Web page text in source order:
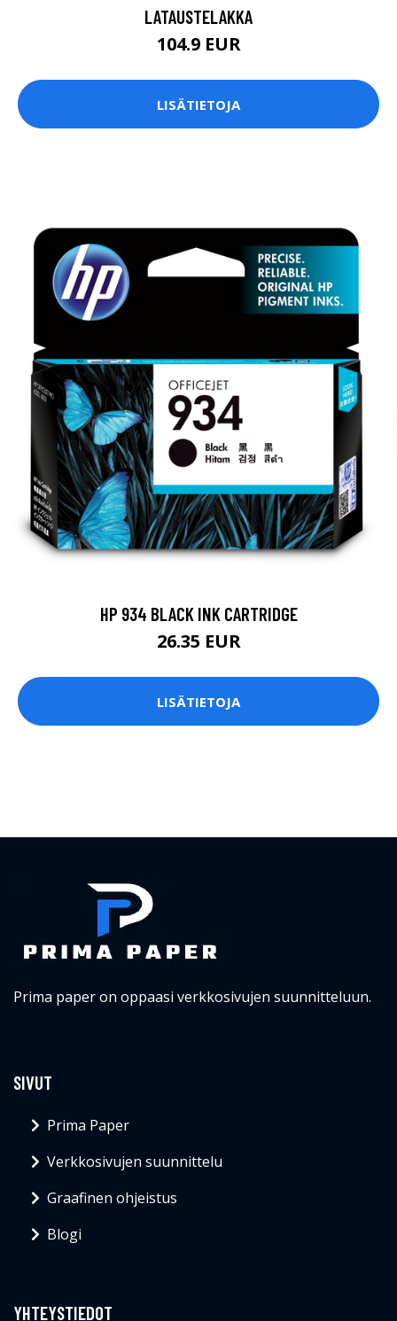
LATAUSTELAKKA
104.9 EUR
LISÄTIETOJA
HP 934 BLACK INK CARTRIDGE
26.35 EUR
LISÄTIETOJA
Prima paper on oppaasi verkkosivujen suunnitteluun.
SIVUT
Prima Paper
Verkkosivujen suunnittelu
Graafinen ohjeistus
Blogi
YHTEYSTIEDOT